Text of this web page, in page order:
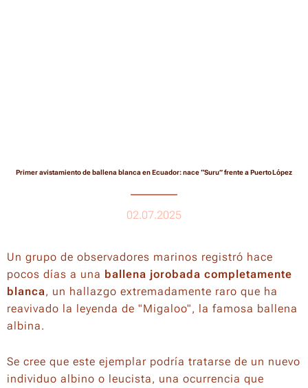
Primer avistamiento de ballena blanca en Ecuador: nace “Suru” frente a Puerto López
02.07.2025
Un grupo de observadores marinos registró hace
pocos días a una ballena jorobada completamente
blanca, un hallazgo extremadamente raro que ha
reavivado la leyenda de "Migaloo", la famosa ballena
albina.
Se cree que este ejemplar podría tratarse de un nuevo
individuo albino o leucista, una ocurrencia que